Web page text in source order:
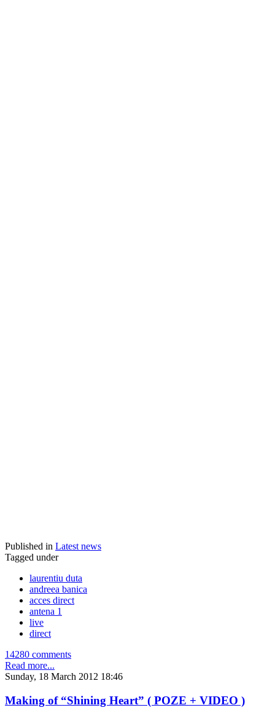
Published in Latest news
Tagged under
laurentiu duta
andreea banica
acces direct
antena 1
live
direct
14280 comments
Read more...
Sunday, 18 March 2012 18:46
Making of “Shining Heart” ( POZE + VIDEO )